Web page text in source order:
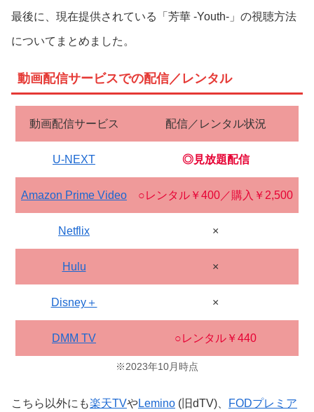
最後に、現在提供されている「芳華 -Youth-」の視聴方法
についてまとめました。
動画配信サービスでの配信／レンタル
動画配信サービス 配信／レンタル状況
U-NEXT ◎見放題配信
Amazon Prime Video ○レンタル￥400／購入￥2,500
Netflix ×
Hulu ×
Disney＋ ×
DMM TV ○レンタル￥440
※2023年10月時点
こちら以外にも楽天TVやLemino (旧dTV)、 FODプレミア